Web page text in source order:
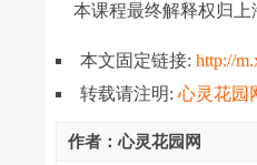
本课程最终解释权归上
本文固定链接:http://
转载请注明:心灵花园
作者：心灵花园网